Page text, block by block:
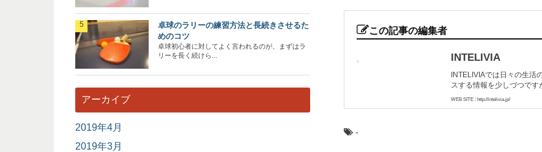
この記事の編集者
INTELIVIA
INTELIVIAでは日々の生活
スする情報を少しづつです
WEB SITE : http://intelivia.jp/
-
卓球のラリーの練習方法と長続きさせるた
めのコツ
卓球初心者に対してよく言われるのが、まずはラ
リーを長く続けら...
アーカイブ
2019年4月
2019年3月